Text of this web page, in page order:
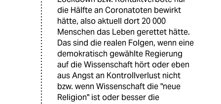
die Hälfte an Coronatoten bewirkt
hätte, also aktuell dort 20 000
Menschen das Leben gerettet hätte.
Das sind die realen Folgen, wenn eine
demokratisch gewählte Regierung
auf die Wissenschaft hört oder eben
aus Angst an Kontrollverlust nicht
bzw. wenn Wissenschaft die "neue
Religion" ist oder besser die